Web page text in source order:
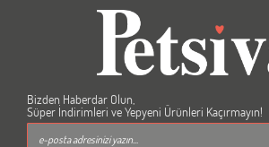
Bizden Haberdar Olun,
Süper İndirimleri ve Yepyeni Ürünleri Kaçırmayın!